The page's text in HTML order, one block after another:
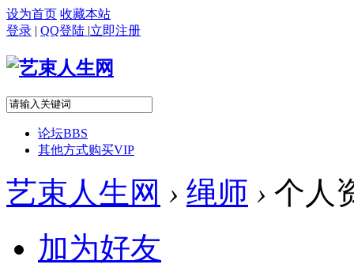
设为首页 收藏本站
登录 | QQ登陆 |立即注册
论坛BBS
其他方式购买VIP
艺束人生网 › 绳师 › 个人
加为好友